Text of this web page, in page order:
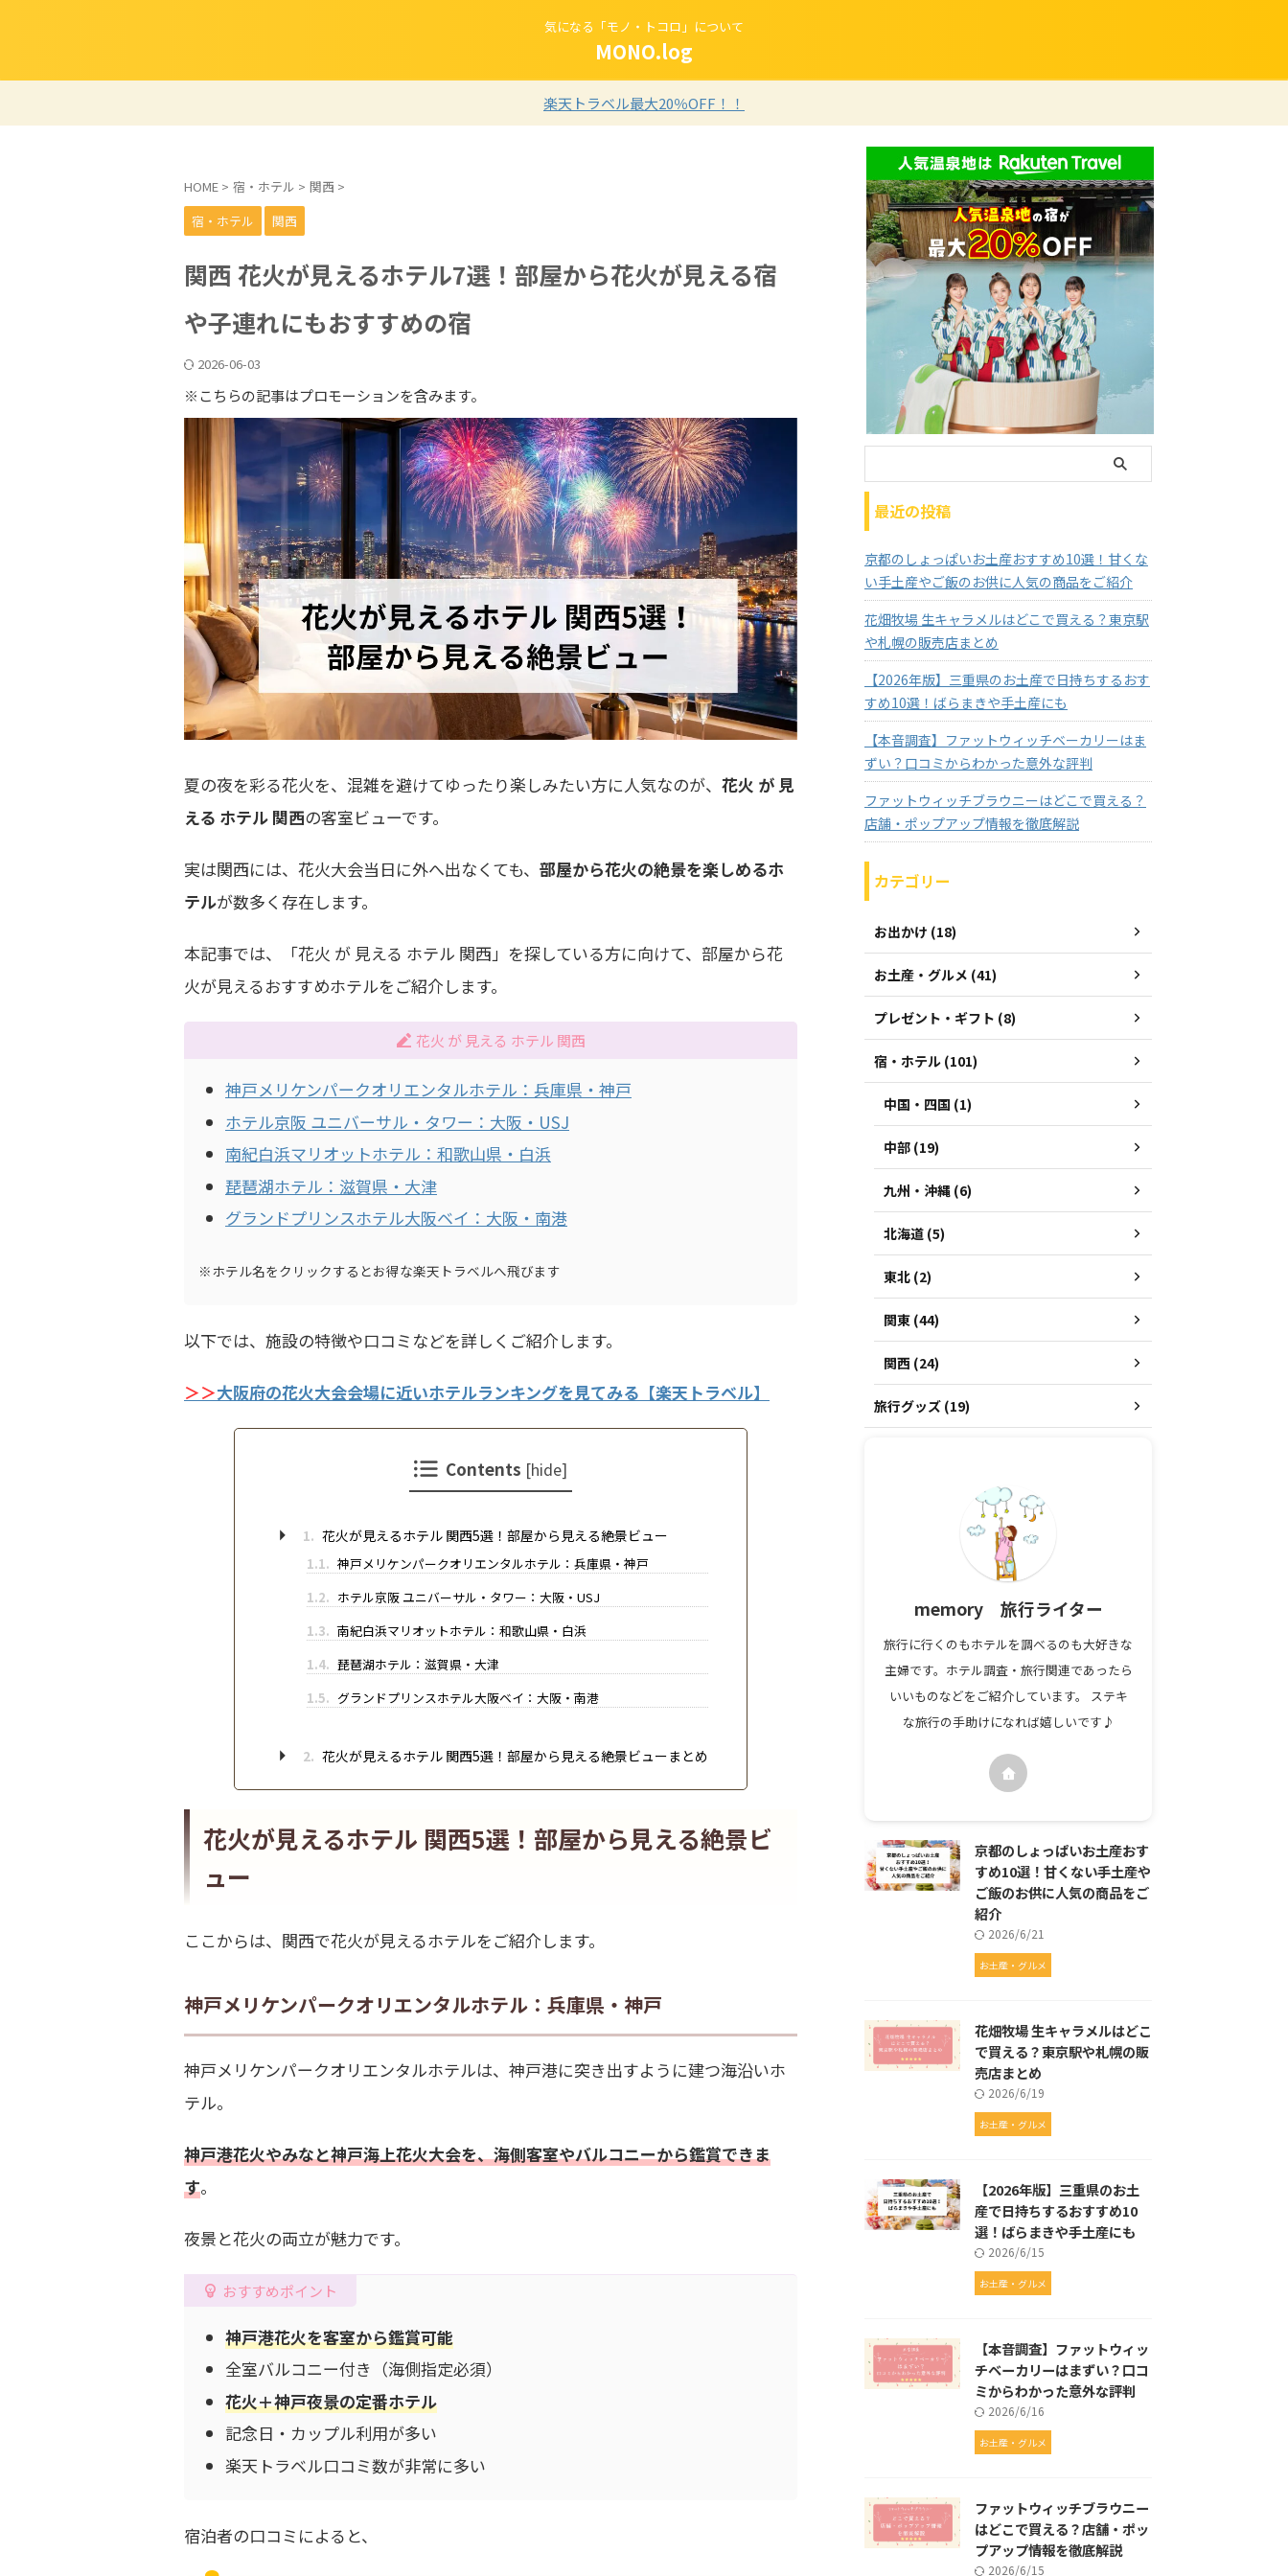
気になる「モノ・トコロ」について
MONO.log
楽天トラベル最大20％OFF！！
HOME > 宿・ホテル > 関西 >
宿・ホテル
関西
関西 花火が見えるホテル7選！部屋から花火が見える宿
や子連れにもおすすめの宿
2026-06-03
※こちらの記事はプロモーションを含みます。
夏の夜を彩る花火を、混雑を避けてゆったり楽しみたい方に人気なのが、 花火 が 見
える ホテル 関西の客室ビューです。
実は関西には、花火大会当日に外へ出なくても、 部屋から花火の絶景を楽しめるホ
テルが数多く存在します。
本記事では、「花火 が 見える ホテル 関西」を探している方に向けて、部屋から花
火が見えるおすすめホテルをご紹介します。
花火 が 見える ホテル 関西
神戸メリケンパークオリエンタルホテル：兵庫県・神戸
ホテル京阪 ユニバーサル・タワー：大阪・USJ
南紀白浜マリオットホテル：和歌山県・白浜
琵琶湖ホテル：滋賀県・大津
グランドプリンスホテル大阪ベイ：大阪・南港
※ホテル名をクリックするとお得な楽天トラベルへ飛びます
以下では、施設の特徴や口コミなどを詳しくご紹介します。
＞＞大阪府の花火大会会場に近いホテルランキングを見てみる【楽天トラベル】
Contents [hide]
1. 花火が見えるホテル 関西5選！部屋から見える絶景ビュー
1.1. 神戸メリケンパークオリエンタルホテル：兵庫県・神戸
1.2. ホテル京阪 ユニバーサル・タワー：大阪・USJ
1.3. 南紀白浜マリオットホテル：和歌山県・白浜
1.4. 琵琶湖ホテル：滋賀県・大津
1.5. グランドプリンスホテル大阪ベイ：大阪・南港
2. 花火が見えるホテル 関西5選！部屋から見える絶景ビューまとめ
花火が見えるホテル 関西5選！部屋から見える絶景ビ
ュー
ここからは、関西で花火が見えるホテルをご紹介します。
神戸メリケンパークオリエンタルホテル：兵庫県・神戸
神戸メリケンパークオリエンタルホテルは、神戸港に突き出すように建つ海沿いホ
テル。
神戸港花火やみなと神戸海上花火大会を、海側客室やバルコニーから鑑賞できま
す。
夜景と花火の両立が魅力です。
おすすめポイント
神戸港花火を客室から鑑賞可能
全室バルコニー付き（海側指定必須）
花火＋神戸夜景の定番ホテル
記念日・カップル利用が多い
楽天トラベル口コミ数が非常に多い
宿泊者の口コミによると、
最近の投稿
京都のしょっぱいお土産おすすめ10選！甘くな
い手土産やご飯のお供に人気の商品をご紹介
花畑牧場 生キャラメルはどこで買える？東京駅
や札幌の販売店まとめ
【2026年版】三重県のお土産で日持ちするおす
すめ10選！ばらまきや手土産にも
【本音調査】ファットウィッチベーカリーはま
ずい？口コミからわかった意外な評判
ファットウィッチブラウニーはどこで買える？
店舗・ポップアップ情報を徹底解説
カテゴリー
お出かけ (18)
お土産・グルメ (41)
プレゼント・ギフト (8)
宿・ホテル (101)
中国・四国 (1)
中部 (19)
九州・沖縄 (6)
北海道 (5)
東北 (2)
関東 (44)
関西 (24)
旅行グッズ (19)
memory 旅行ライター
旅行に行くのもホテルを調べるのも大好きな
主婦です。ホテル調査・旅行関連であったら
いいものなどをご紹介しています。 ステキ
な旅行の手助けになれば嬉しいです♪
京都のしょっぱいお土産おす
すめ10選！甘くない手土産や
ご飯のお供に人気の商品をご
紹介
2026/6/21
お土産・グルメ
花畑牧場 生キャラメルはどこ
で買える？東京駅や札幌の販
売店まとめ
2026/6/19
お土産・グルメ
【2026年版】三重県のお土
産で日持ちするおすすめ10
選！ばらまきや手土産にも
2026/6/15
お土産・グルメ
【本音調査】ファットウィッ
チベーカリーはまずい？口コ
ミからわかった意外な評判
2026/6/16
お土産・グルメ
ファットウィッチブラウニー
はどこで買える？店舗・ポッ
プアップ情報を徹底解説
2026/6/15